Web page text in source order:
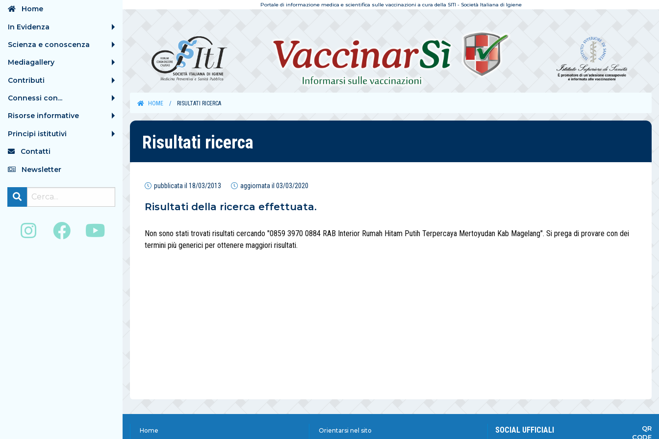
Home
In Evidenza
Scienza e conoscenza
Mediagallery
Contributi
Connessi con...
Risorse informative
Principi istitutivi
Contatti
Newsletter
Portale di informazione medica e scientifica sulle vaccinazioni a cura della SITI - Società Italiana di Igiene
HOME RISULTATI RICERCA
Risultati ricerca
pubblicata il 18/03/2013 aggiornata il 03/03/2020
Risultati della ricerca effettuata.
Non sono stati trovati risultati cercando "0859 3970 0884 RAB Interior Rumah Hitam Putih Terpercaya Mertoyudan Kab Magelang". Si prega di provare con dei
termini più generici per ottenere maggiori risultati.
Home Orientarsi nel sito SOCIAL UFFICIALI
QR
CODE